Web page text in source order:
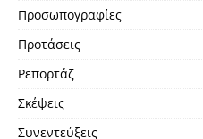
Προσωπογραφίες
Προτάσεις
Ρεπορτάζ
Σκέψεις
Συνεντεύξεις